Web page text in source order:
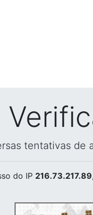
tentativas de
do IP 216.73.217.89